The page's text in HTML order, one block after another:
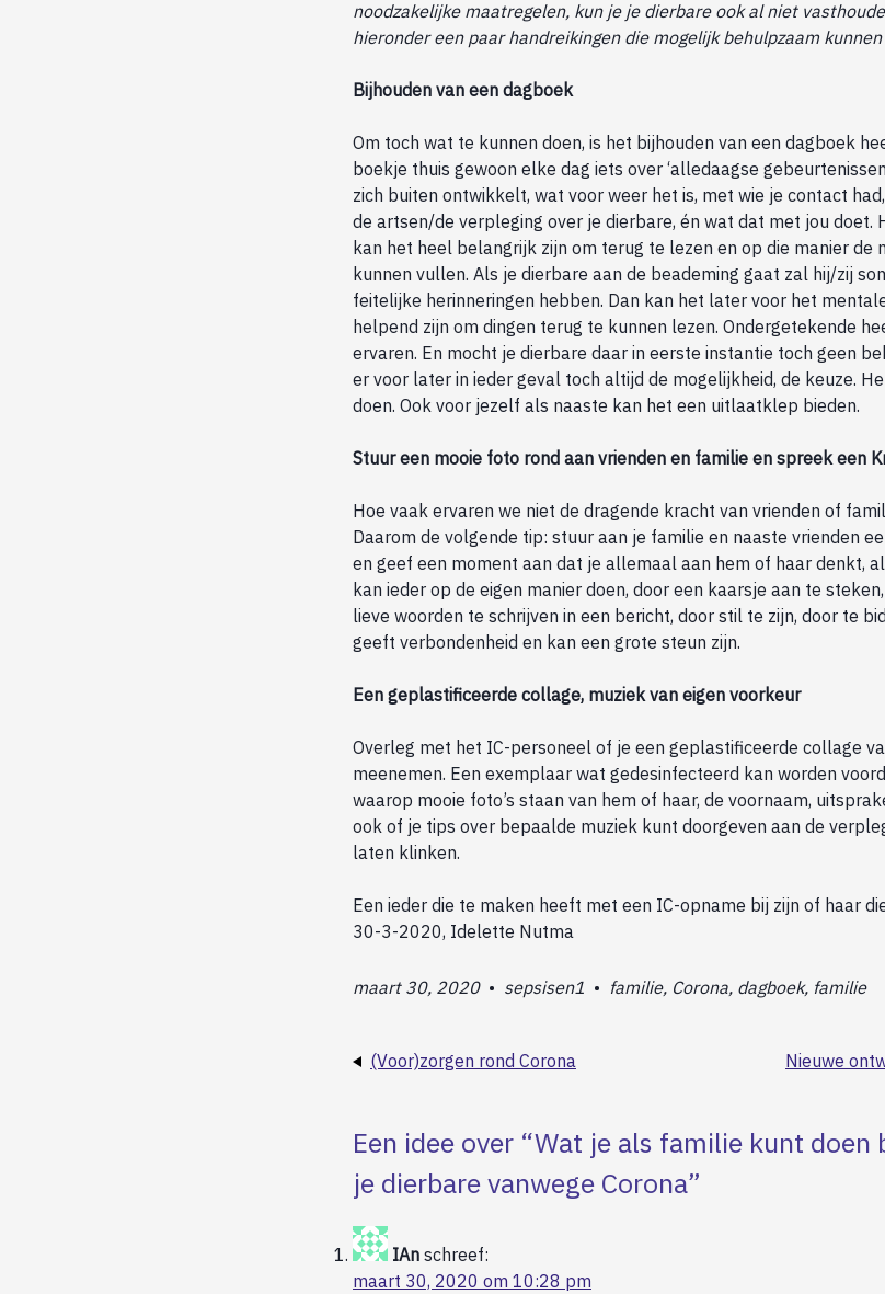
noodzakelijke maatregelen, kun je je dierbare ook al niet
hieronder een paar handreikingen die mogelijk behulpzaam kunnen
Bijhouden van een dagboek
Om toch wat te kunnen doen, is het bijhouden van een dagboek
boekje thuis gewoon elke dag iets over ‘alledaagse
zich buiten ontwikkelt, wat voor weer het is, met wie je contact
de artsen/de verpleging over je dierbare, én wat dat met jou doet.
kan het heel belangrijk zijn om terug te lezen en op die manier de
kunnen vullen. Als je dierbare aan de beademing gaat zal hij/zij
feitelijke herinneringen hebben. Dan kan het later voor het
helpend zijn om dingen terug te kunnen lezen. Ondergetekende
ervaren. En mocht je dierbare daar in eerste instantie toch geen
er voor later in ieder geval toch altijd de mogelijkheid, de keuze.
doen. Ook voor jezelf als naaste kan het een uitlaatklep bieden.
Stuur een mooie foto rond aan vrienden en familie en spreek een
Hoe vaak ervaren we niet de dragende kracht van vrienden of
Daarom de volgende tip: stuur aan je familie en naaste vrienden
en geef een moment aan dat je allemaal aan hem of haar denkt,
kan ieder op de eigen manier doen, door een kaarsje aan te
lieve woorden te schrijven in een bericht, door stil te zijn, door te
geeft verbondenheid en kan een grote steun zijn.
Een geplastificeerde collage, muziek van eigen voorkeur
Overleg met het IC-personeel of je een geplastificeerde collage
meenemen. Een exemplaar wat gedesinfecteerd kan worden
waarop mooie foto’s staan van hem of haar, de voornaam,
ook of je tips over bepaalde muziek kunt doorgeven aan de
laten klinken.
Een ieder die te maken heeft met een IC-opname bij zijn of haar
30-3-2020, Idelette Nutma
maart 30, 2020 • sepsisen1 • familie, Corona, dagboek, familie
(Voor)zorgen rond Corona
Nieuwe
Een idee over “Wat je als familie kunt doen
je dierbare vanwege Corona”
IAn schreef:
maart 30, 2020 om 10:28 pm